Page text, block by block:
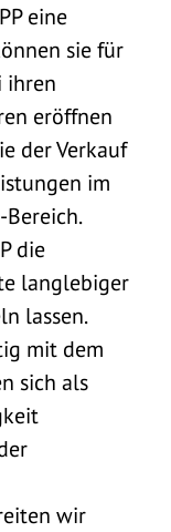
eine
sie für
ihren
eröffnen
der Verkauf
im
die
langlebiger
lassen.
mit dem
sich als
wir